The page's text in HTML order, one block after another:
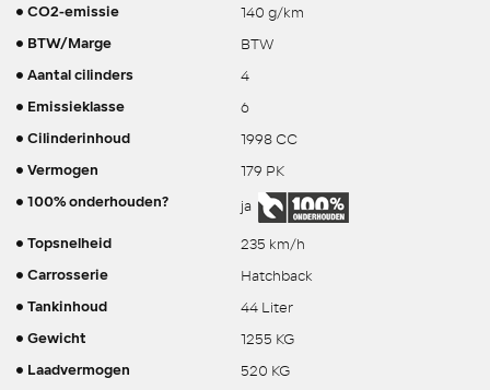
CO2-emissie 140 g/km
BTW/Marge BTW
Aantal cilinders 4
Emissieklasse 6
Cilinderinhoud 1998 CC
Vermogen 179 PK
100% onderhouden? ja
Topsnelheid 235 km/h
Carrosserie Hatchback
Tankinhoud 44 Liter
Gewicht 1255 KG
Laadvermogen 520 KG